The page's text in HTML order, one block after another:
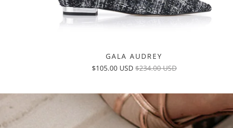
GALA AUDREY
$105.00 USD $234.00 USD